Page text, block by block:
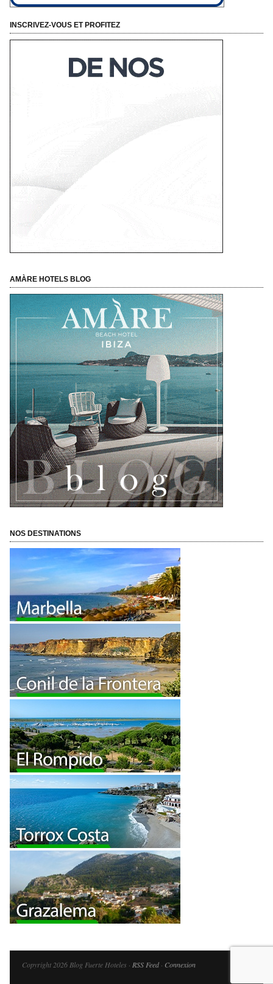
INSCRIVEZ-VOUS ET PROFITEZ
AMÀRE HOTELS BLOG
NOS DESTINATIONS
Copyright 2026 Blog Fuerte Hoteles · RSS Feed· Connexion